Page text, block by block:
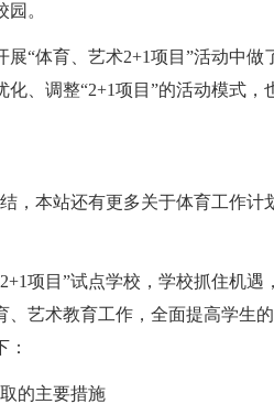
。
“体育、艺术2+1项目”活动中做
、调整“2+1项目”的活动模式，
，本站还有更多关于体育工作计
项目”试点学校，学校抓住机遇
、艺术教育工作，全面提高学生
的主要措施